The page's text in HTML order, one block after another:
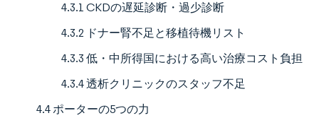
4.3.1 CKDの遅延診断・過少診断
4.3.2 ドナー腎不足と移植待機リスト
4.3.3 低・中所得国における高い治療コスト負担
4.3.4 透析クリニックのスタッフ不足
4.4 ポーターの5つの力